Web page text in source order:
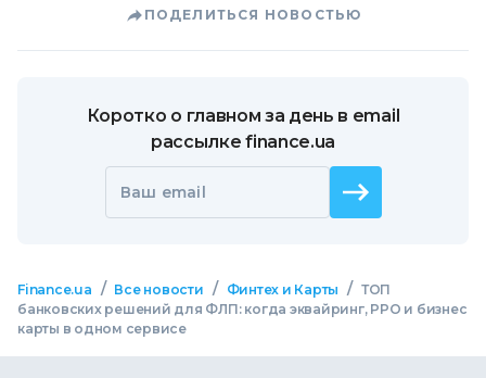
ПОДЕЛИТЬСЯ НОВОСТЬЮ
Коротко о главном за день в email
рассылке finance.ua
Ваш email
Finance.ua / Все новости / Финтех и Карты / ТОП
банковских решений для ФЛП: когда эквайринг, РРО и бизнес
карты в одном сервисе